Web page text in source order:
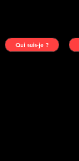
Qui suis-je ?